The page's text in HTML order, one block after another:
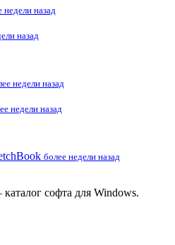
недели назад
назад
недели назад
недели назад
более недели назад
софта для Windows.